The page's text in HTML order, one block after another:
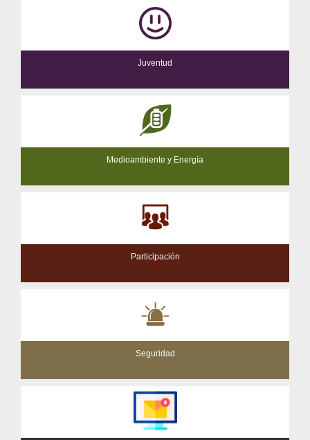
Juventud
Medioambiente y Energía
Participación
Seguridad